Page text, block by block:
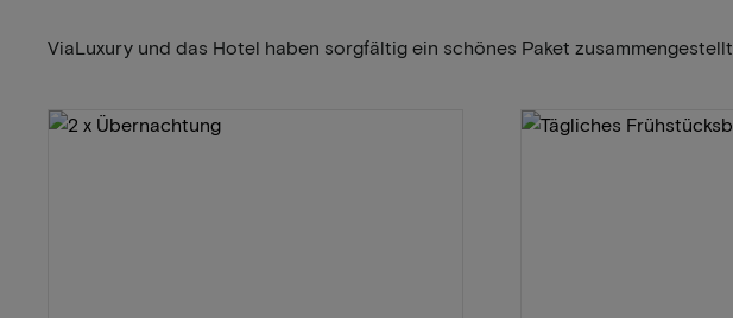
ViaLuxury und das Hotel haben sorgfältig ein schönes Paket zusammengestellt.